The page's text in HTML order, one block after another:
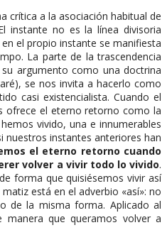
crítica a la asociación habitual de
instante no es la línea divisoria
el propio instante se manifiesta
La parte de la trascendencia
argumento como una doctrina
se nos invita a hacerlo como
casi existencialista. Cuando el
ofrece el eterno retorno como la
vivido, una e innumerables
nuestros instantes anteriores han
el eterno retorno cuando
volver a vivir todo lo vivido.
forma que quisiésemos vivir así
está en el adverbio «así»: no
de la misma forma. Aplicado al
manera que queramos volver a